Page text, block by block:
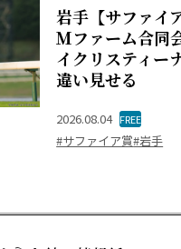
岩手【サファイ
Ｍファーム合同
イクリスティー
違い見せる
2026.08.04 FREE
#サファイア賞#岩手